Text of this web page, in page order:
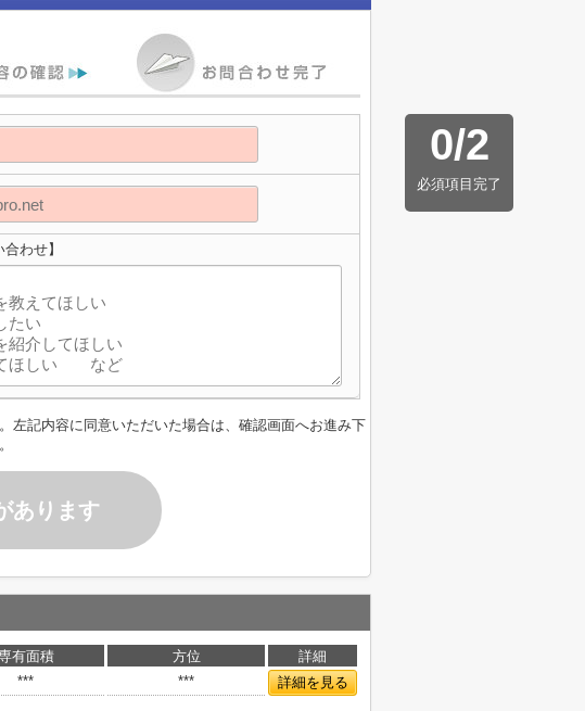
0/2
必須項目完了
わせ】
左記内容に同意いただいた場合は、確認画面へお進み下
あります
有面積 方位
詳細
*** *** 詳細を見る